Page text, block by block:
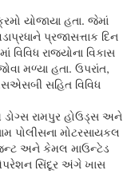
યોજાયા હતા. જેમાં
પ્રજાસત્તાક દિન
રાજ્યોના વિકાસ
મળ્યા હતા. ઉપરાંત,
સહિત વિવિધ
ડોગ્સ રામપુર હોઉડ્સ અને
પોલીસના મોટરસાયકલ
અને કેમલ માઉન્ટેડ
સિંદૂર અંગે ખાસ